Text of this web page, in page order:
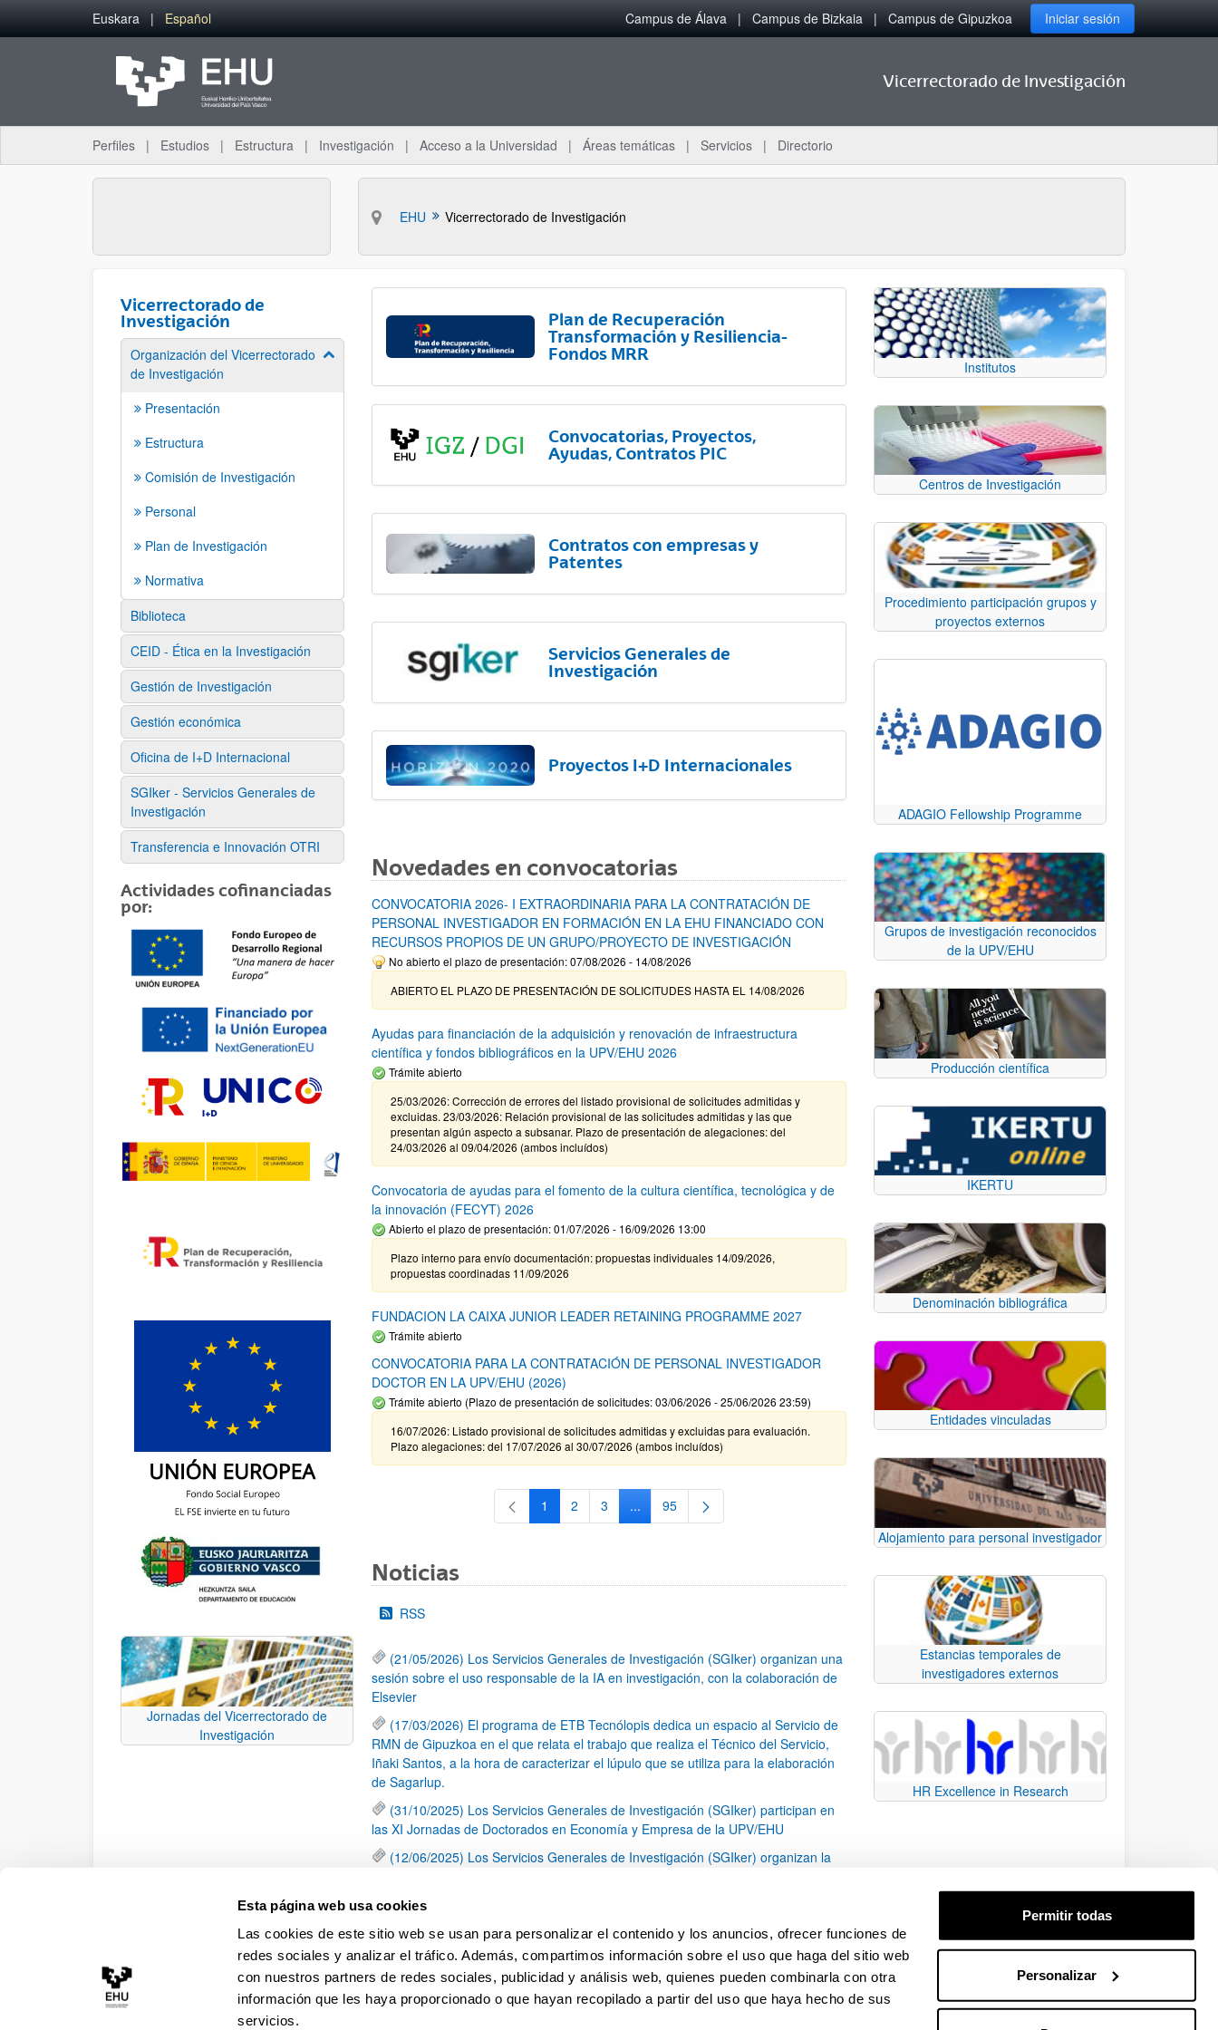
Esta página web usa cookies
Las cookies de este sitio web se usan para personalizar el contenido y los anuncios, ofrecer funciones de
redes sociales y analizar el tráfico. Además, compartimos información sobre el uso que haga del sitio web
con nuestros partners de redes sociales, publicidad y análisis web, quienes pueden combinarla con otra
información que les haya proporcionado o que hayan recopilado a partir del uso que haya hecho de sus
servicios.
Permitir todas
Personalizar
Saltar al contenido principal
Euskara Español Campus de Álava Campus de Bizkaia Campus de Gipuzkoa Iniciar sesión
Vicerrectorado de Investigación
Perfiles Estudios Estructura Investigación Acceso a la Universidad Áreas temáticas Servicios Directorio
EHU Vicerrectorado de Investigación
Vicerrectorado de
Investigación
Organización del Vicerrectorado
de Investigación
Mostrar/ocultar subpáginas
Presentación
Estructura
Comisión de Investigación
Personal
Plan de Investigación
Normativa
Biblioteca
CEID - Ética en la Investigación
Gestión de Investigación
Gestión económica
Oficina de I+D Internacional
SGIker - Servicios Generales de
Investigación
Transferencia e Innovación OTRI
Actividades cofinanciadas
por:
Jornadas del Vicerrectorado de
Investigación
Plan de Recuperación
Transformación y Resiliencia-
Fondos MRR
Convocatorias, Proyectos,
Ayudas, Contratos PIC
Contratos con empresas y
Patentes
Servicios Generales de
Investigación
Proyectos I+D Internacionales
Novedades en convocatorias
CONVOCATORIA 2026- I EXTRAORDINARIA PARA LA CONTRATACIÓN DE
PERSONAL INVESTIGADOR EN FORMACIÓN EN LA EHU FINANCIADO CON
RECURSOS PROPIOS DE UN GRUPO/PROYECTO DE INVESTIGACIÓN
No abierto el plazo de presentación: 07/08/2026 - 14/08/2026
ABIERTO EL PLAZO DE PRESENTACIÓN DE SOLICITUDES HASTA EL 14/08/2026
Ayudas para financiación de la adquisición y renovación de infraestructura
científica y fondos bibliográficos en la UPV/EHU 2026
Trámite abierto
25/03/2026: Corrección de errores del listado provisional de solicitudes admitidas y
excluidas. 23/03/2026: Relación provisional de las solicitudes admitidas y las que
presentan algún aspecto a subsanar. Plazo de presentación de alegaciones: del
24/03/2026 al 09/04/2026 (ambos incluídos)
Convocatoria de ayudas para el fomento de la cultura científica, tecnológica y de
la innovación (FECYT) 2026
Abierto el plazo de presentación: 01/07/2026 - 16/09/2026 13:00
Plazo interno para envío documentación: propuestas individuales 14/09/2026,
propuestas coordinadas 11/09/2026
FUNDACION LA CAIXA JUNIOR LEADER RETAINING PROGRAMME 2027
Trámite abierto
CONVOCATORIA PARA LA CONTRATACIÓN DE PERSONAL INVESTIGADOR
DOCTOR EN LA UPV/EHU (2026)
Trámite abierto (Plazo de presentación de solicitudes: 03/06/2026 - 25/06/2026 23:59)
16/07/2026: Listado provisional de solicitudes admitidas y excluidas para evaluación.
Plazo alegaciones: del 17/07/2026 al 30/07/2026 (ambos incluídos)
Página
1 Página
2 Página
3 ...Páginas intermedias Use TAB para desplazarse.
Página
95
Noticias
RSS
(21/05/2026) Los Servicios Generales de Investigación (SGIker) organizan una
sesión sobre el uso responsable de la IA en investigación, con la colaboración de
Elsevier
(17/03/2026) El programa de ETB Tecnólopis dedica un espacio al Servicio de
RMN de Gipuzkoa en el que relata el trabajo que realiza el Técnico del Servicio,
Iñaki Santos, a la hora de caracterizar el lúpulo que se utiliza para la elaboración
de Sagarlup.
(31/10/2025) Los Servicios Generales de Investigación (SGIker) participan en
las XI Jornadas de Doctorados en Economía y Empresa de la UPV/EHU
(12/06/2025) Los Servicios Generales de Investigación (SGIker) organizan la
una caracterización química de dos variedades de lúpulo silvestre
Página
1 Página
2 Página
3 ...
Páginas intermedias Use TAB para desplazarse.
Página
79
Institutos
Centros de Investigación
Procedimiento participación grupos y
proyectos externos
ADAGIO Fellowship Programme
Grupos de investigación reconocidos
de la UPV/EHU
Producción científica
IKERTU
Denominación bibliográfica
Entidades vinculadas
Alojamiento para personal investigador
Estancias temporales de
investigadores externos
HR Excellence in Research